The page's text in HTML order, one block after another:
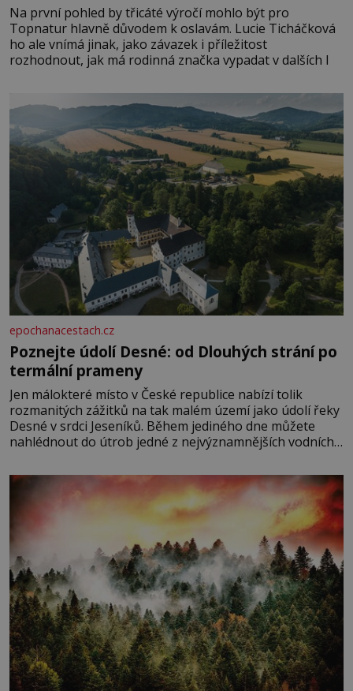
Na první pohled by třicáté výročí mohlo být pro
Topnatur hlavně důvodem k oslavám. Lucie Ticháčková
ho ale vnímá jinak, jako závazek i příležitost
rozhodnout, jak má rodinná značka vypadat v dalších l
epochanacestach.cz
Poznejte údolí Desné: od Dlouhých strání po
termální prameny
Jen málokteré místo v České republice nabízí tolik
rozmanitých zážitků na tak malém území jako údolí řeky
Desné v srdci Jeseníků. Během jediného dne můžete
nahlédnout do útrob jedné z nejvýznamnějších vodních
se na koloběžce a den zakončit poznáváním památek ve
Velkých Losinách nebo v termálním